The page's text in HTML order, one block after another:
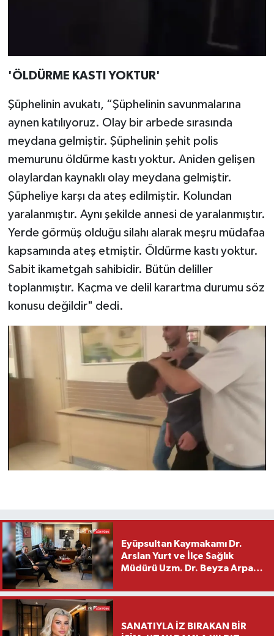
'ÖLDÜRME KASTI YOKTUR'
Şüphelinin avukatı, “Şüphelinin savunmalarına
aynen katılıyoruz. Olay bir arbede sırasında
meydana gelmiştir. Şüphelinin şehit polis
memurunu öldürme kastı yoktur. Aniden gelişen
olaylardan kaynaklı olay meydana gelmiştir.
Şüpheliye karşı da ateş edilmiştir. Kolundan
yaralanmıştır. Aynı şekilde annesi de yaralanmıştır.
Yerde görmüş olduğu silahı alarak meşru müdafaa
kapsamında ateş etmiştir. Öldürme kastı yoktur.
Sabit ikametgah sahibidir. Bütün deliller
toplanmıştır. Kaçma ve delil karartma durumu söz
konusu değildir" dedi.
Eyüpsultan Kaymakamı Dr.
Arslan Yurt ve İlçe Sağlık
Müdürü Uzm. Dr. Beyza Arpacı
Ziyareti
SANATIYLA İZ BIRAKAN BİR